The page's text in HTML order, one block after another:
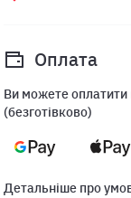
Оплата
Ви можете оплатити
(безготівково)
Детальніше про